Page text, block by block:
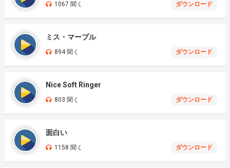
1067 聞く ダウンロード
ミス・マープル
894 聞く ダウンロード
Nice Soft Ringer
803 聞く ダウンロード
面白い
1158 聞く ダウンロード